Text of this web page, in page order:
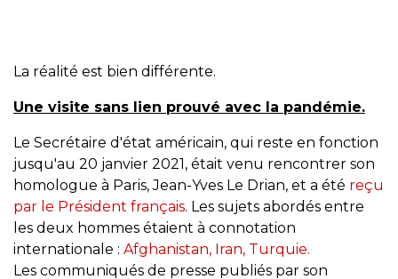
La réalité est bien différente.
Une visite sans lien prouvé avec la pandémie.
Le Secrétaire d'état américain, qui reste en fonction
jusqu'au 20 janvier 2021, était venu rencontrer son
homologue à Paris, Jean-Yves Le Drian, et a été reçu
par le Président français. Les sujets abordés entre
les deux hommes étaient à connotation
internationale : Afghanistan, Iran, Turquie.
Les communiqués de presse publiés par son